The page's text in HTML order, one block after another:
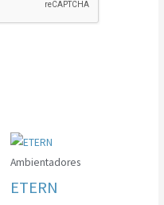
Ambientadores
ETERN